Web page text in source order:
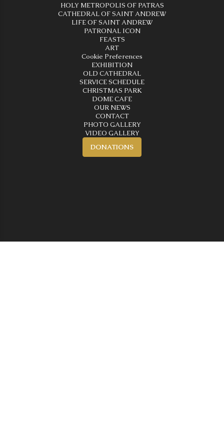
HOLY METROPOLIS OF PATRAS
CATHEDRAL OF SAINT ANDREW
LIFE OF SAINT ANDREW
PATRONAL ICON
FEASTS
ART
Cookie Preferences
EXHIBITION
OLD CATHEDRAL
SERVICE SCHEDULE
CHRISTMAS PARK
DOME CAFE
OUR NEWS
CONTACT
PHOTO GALLERY
VIDEO GALLERY
DONATIONS